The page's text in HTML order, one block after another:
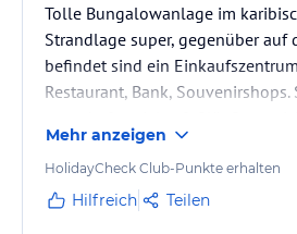
verbindlichenAngebotsdetailsdes
Tolle Bungalowanlage im
Strandlage super, gegenüber auf
befindet sind ein
Restaurant, Bank, Souvenirshops.
Hotel sehr gut… Man kann aus 6
Menüs auswählen. Personal : alle
Hotel bereits das 3. Mal
Mehr anzeigen
HolidayCheck Club-Punkte erhalten
Hilfreich Teilen